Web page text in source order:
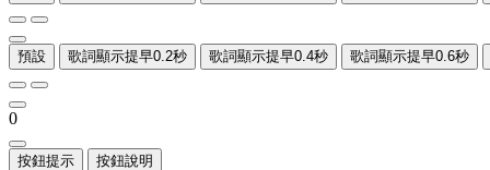
預設 歌詞顯示提早0.2秒 歌詞顯示提早0.4秒 歌詞顯示提早0.6秒
0
按鈕提示 按鈕說明